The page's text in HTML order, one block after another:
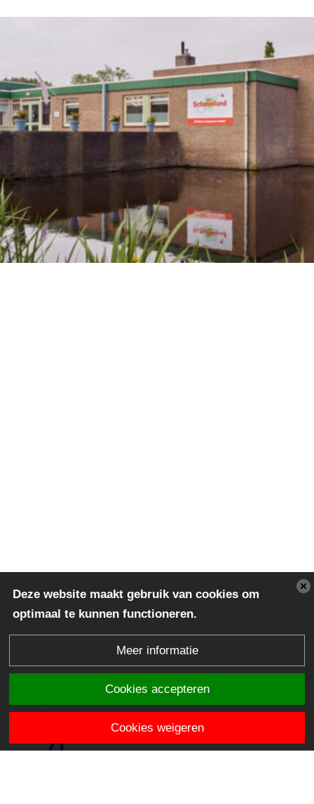
Deze website maakt gebruik van cookies om
optimaal te kunnen functioneren.
Meer informatie
Cookies accepteren
Cookies weigeren